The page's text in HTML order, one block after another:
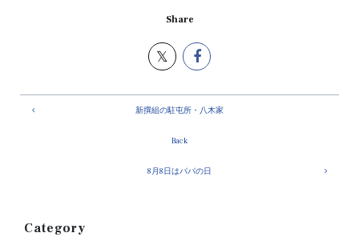
Share
新撰組の駐屯所・八木家
Back
8月8日はパパの日
Category